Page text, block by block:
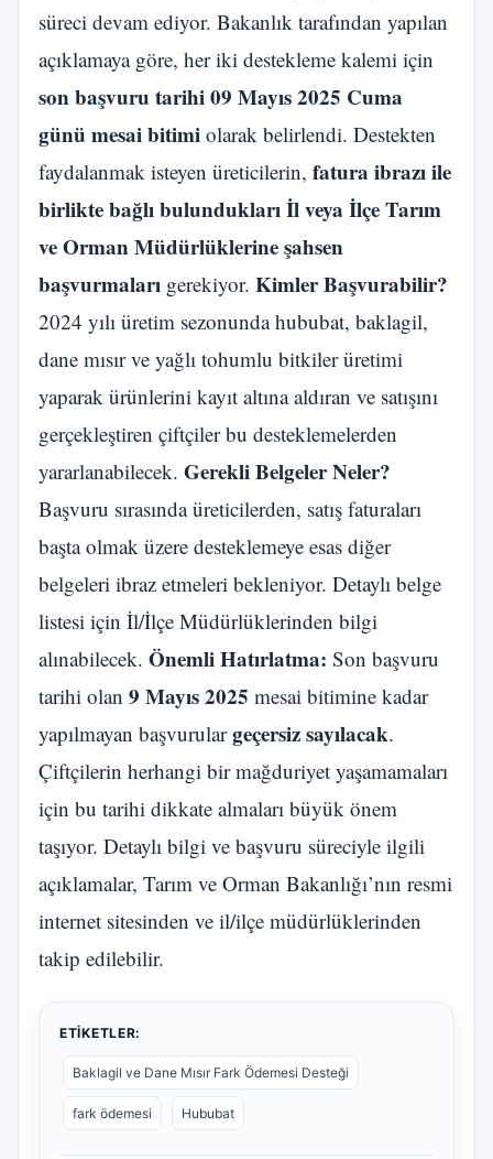
süreci devam ediyor. Bakanlık tarafından yapılan
açıklamaya göre, her iki destekleme kalemi için
son başvuru tarihi 09 Mayıs 2025 Cuma
günü mesai bitimi olarak belirlendi. Destekten
faydalanmak isteyen üreticilerin, fatura ibrazı ile
birlikte bağlı bulundukları İl veya İlçe Tarım
ve Orman Müdürlüklerine şahsen
başvurmaları gerekiyor. Kimler Başvurabilir?
2024 yılı üretim sezonunda hububat, baklagil,
dane mısır ve yağlı tohumlu bitkiler üretimi
yaparak ürünlerini kayıt altına aldıran ve satışını
gerçekleştiren çiftçiler bu desteklemelerden
yararlanabilecek. Gerekli Belgeler Neler?
Başvuru sırasında üreticilerden, satış faturaları
başta olmak üzere desteklemeye esas diğer
belgeleri ibraz etmeleri bekleniyor. Detaylı belge
listesi için İl/İlçe Müdürlüklerinden bilgi
alınabilecek. Önemli Hatırlatma: Son başvuru
tarihi olan 9 Mayıs 2025 mesai bitimine kadar
yapılmayan başvurulargeçersiz sayılacak.
Çiftçilerin herhangi bir mağduriyet yaşamamaları
için bu tarihi dikkate almaları büyük önem
taşıyor. Detaylı bilgi ve başvuru süreciyle ilgili
açıklamalar, Tarım ve Orman Bakanlığı’nın resmi
internet sitesinden ve il/ilçe müdürlüklerinden
takip edilebilir.
ETIKETLER:
Baklagil ve Dane Mısır Fark Ödemesi Desteği
fark ödemesi Hububat